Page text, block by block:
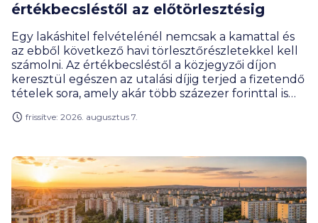
értékbecsléstől az előtörlesztésig
Egy lakáshitel felvételénél nemcsak a kamattal és
az ebből következő havi törlesztőrészletekkel kell
számolni. Az értékbecsléstől a közjegyzői díjon
keresztül egészen az utalási díjig terjed a fizetendő
tételek sora, amely akár több százezer forinttal is
díjakra érdemes előre felkészülnöd, és melyeket
frissítve: 2026. augusztus 7.